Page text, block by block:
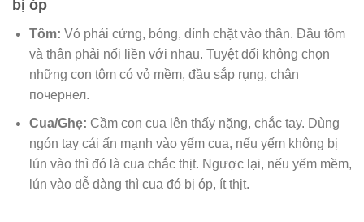
bị óp
Tôm: Vỏ phải cứng, bóng, dính chặt vào thân. Đầu tôm
và thân phải nối liền với nhau. Tuyệt đối không chọn
những con tôm có vỏ mềm, đầu sắp rụng, chân
почернел.
Cua/Ghẹ: Cầm con cua lên thấy nặng, chắc tay. Dùng
ngón tay cái ấn mạnh vào yếm cua, nếu yếm không bị
lún vào thì đó là cua chắc thịt. Ngược lại, nếu yếm mềm,
lún vào dễ dàng thì cua đó bị óp, ít thịt.